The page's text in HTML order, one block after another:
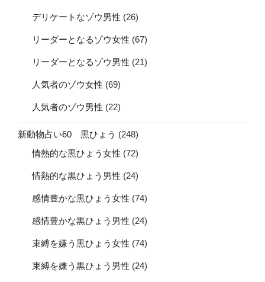
デリケートなゾウ男性 (26)
リーダーとなるゾウ女性 (67)
リーダーとなるゾウ男性 (21)
人気者のゾウ女性 (69)
人気者のゾウ男性 (22)
新動物占い60 黒ひょう (248)
情熱的な黒ひょう女性 (72)
情熱的な黒ひょう男性 (24)
感情豊かな黒ひょう女性 (74)
感情豊かな黒ひょう男性 (24)
束縛を嫌う黒ひょう女性 (74)
束縛を嫌う黒ひょう男性 (24)